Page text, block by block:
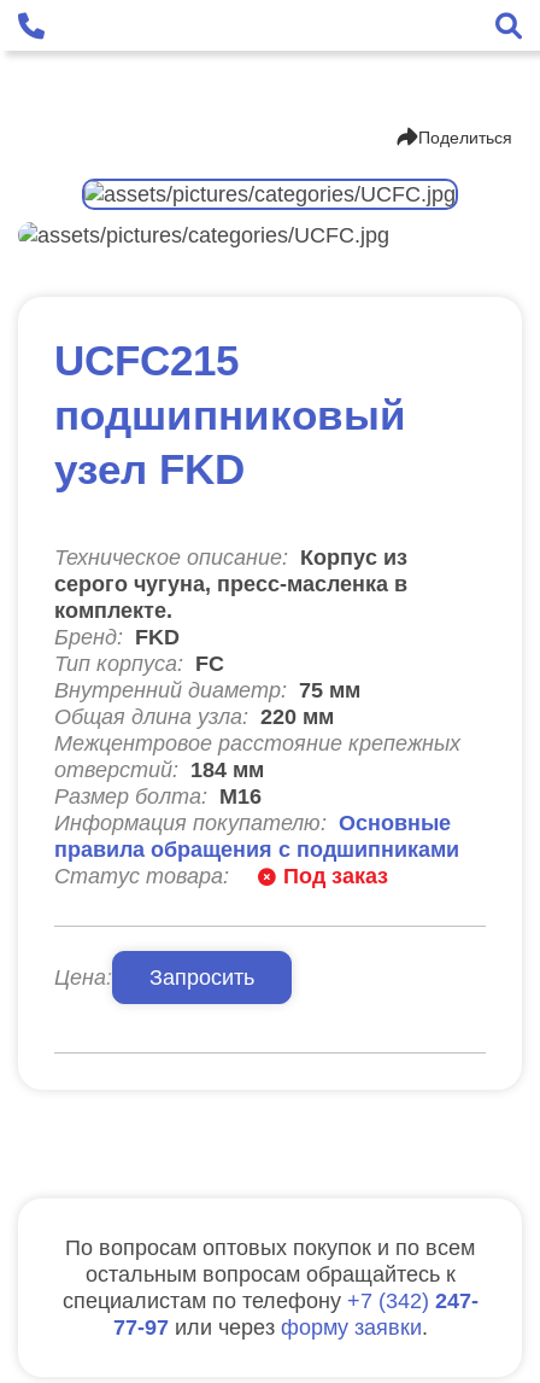
Поделиться
UCFC215
подшипниковый
узел FKD
Техническое описание: Корпус из
серого чугуна, пресс-масленка в
комплекте.
Бренд: FKD
Тип корпуса: FC
Внутренний диаметр: 75 мм
Общая длина узла: 220 мм
Межцентровое расстояние крепежных
отверстий: 184 мм
Размер болта: М16
Информация покупателю: Основные
правила обращения с подшипниками
Статус товара:
Под заказ
Цена: Запросить
По вопросам оптовых покупок и по всем
остальным вопросам обращайтесь к
специалистам по телефону
7 342 247-
77-97 или через форму заявки.